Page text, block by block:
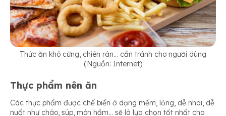
Thức ăn khô cứng, chiên rán… cần tránh cho người dùng
(Nguồn: Internet)
Thực phẩm nên ăn
Các thực phẩm được chế biến ở dạng mềm, lỏng, dễ nhai, dễ
nuốt như cháo, súp, món hầm… sẽ là lựa chọn tốt nhất cho